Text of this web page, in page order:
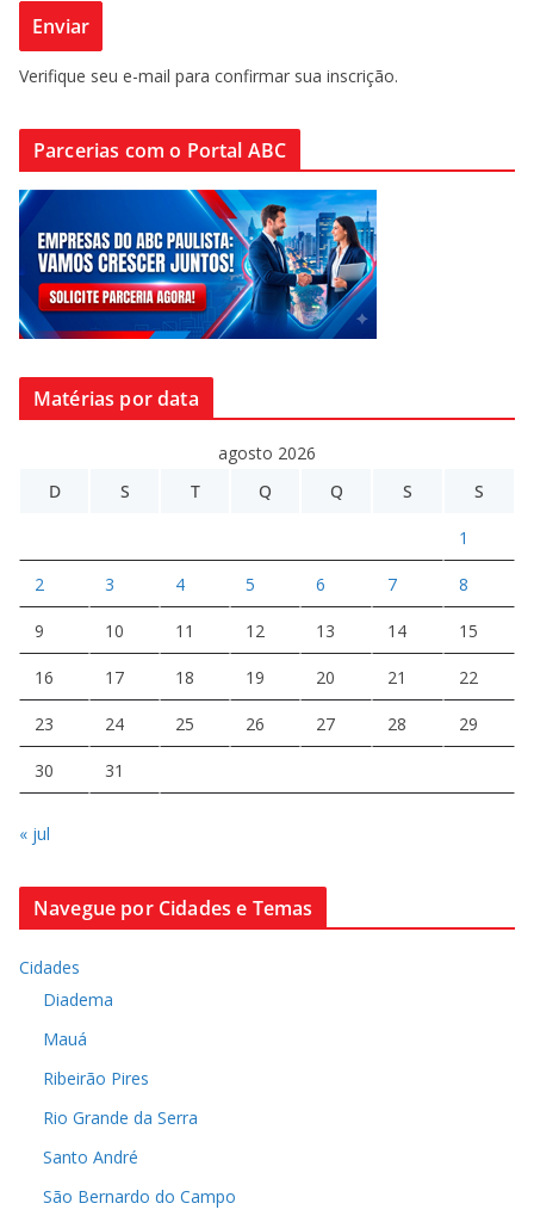
Verifique seu e-mail para confirmar sua inscrição.
Parcerias com o Portal ABC
Matérias por data
agosto 2026
D
S T Q Q S S
1
2 3 4 5 6 7 8
9 10 11 12 13 14 15
16 17 18 19 20 21 22
23 24 25 26 27 28 29
30 31
« jul
Navegue por Cidades e Temas
Cidades
Diadema
Mauá
Ribeirão Pires
Rio Grande da Serra
Santo André
São Bernardo do Campo